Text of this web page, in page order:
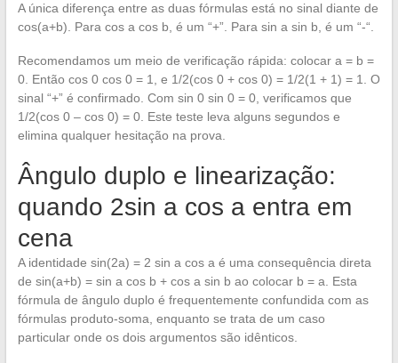
A única diferença entre as duas fórmulas está no sinal diante de
cos(a+b). Para cos a cos b, é um “+”. Para sin a sin b, é um “-“.
Recomendamos um meio de verificação rápida: colocar a = b =
0. Então cos 0 cos 0 = 1, e 1/2(cos 0 + cos 0) = 1/2(1 + 1) = 1. O
sinal “+” é confirmado. Com sin 0 sin 0 = 0, verificamos que
1/2(cos 0 – cos 0) = 0. Este teste leva alguns segundos e
elimina qualquer hesitação na prova.
Ângulo duplo e linearização:
quando 2sin a cos a entra em
cena
A identidade sin(2a) = 2 sin a cos a é uma consequência direta
de sin(a+b) = sin a cos b + cos a sin b ao colocar b = a. Esta
fórmula de ângulo duplo é frequentemente confundida com as
fórmulas produto-soma, enquanto se trata de um caso
particular onde os dois argumentos são idênticos.